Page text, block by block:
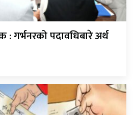
: गर्भनरको पदावधिबारे अर्थ